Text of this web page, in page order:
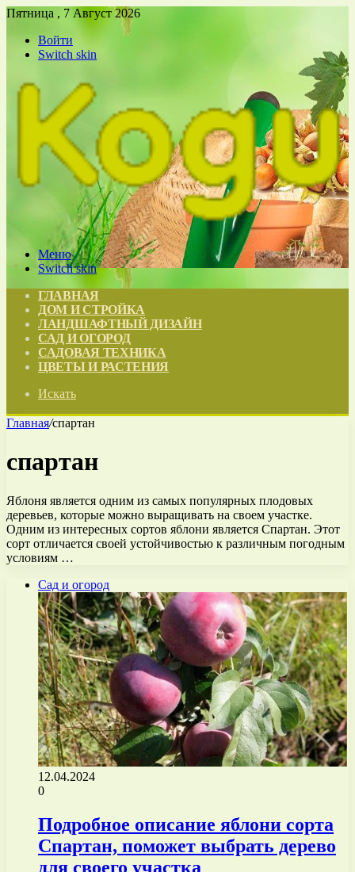
Пятница , 7 Август 2026
Войти
Switch skin
Меню
Switch skin
ГЛАВНАЯ
ДОМ И СТРОЙКА
ЛАНДШАФТНЫЙ ДИЗАЙН
САД И ОГОРОД
САДОВАЯ ТЕХНИКА
ЦВЕТЫ И РАСТЕНИЯ
Искать
Главная/спартан
спартан
Яблоня является одним из самых популярных плодовых
деревьев, которые можно выращивать на своем участке.
Одним из интересных сортов яблони является Спартан. Этот
сорт отличается своей устойчивостью к различным погодным
условиям …
Сад и огород
12.04.2024
0
Подробное описание яблони сорта
Спартан, поможет выбрать дерево
для своего участка